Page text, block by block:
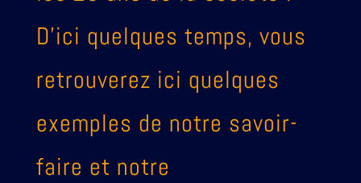
D’ici quelques temps, vous
retrouverez ici quelques
exemples de notre savoir-
faire et notre